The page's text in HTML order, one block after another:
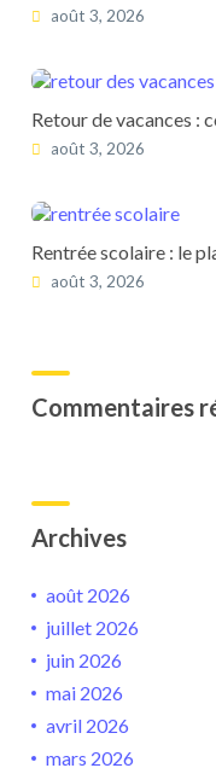
août 3, 2026
Retour de vacances :
août 3, 2026
Rentrée scolaire : le
août 3, 2026
Commentaires
Archives
août 2026
juillet 2026
juin 2026
mai 2026
avril 2026
mars 2026